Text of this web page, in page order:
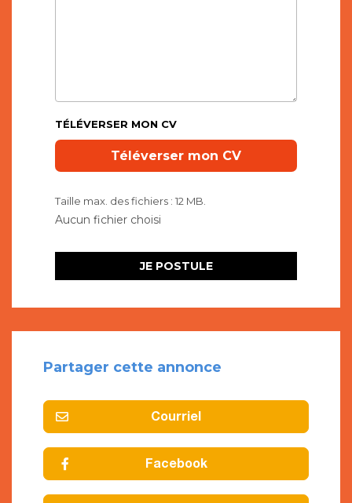
TÉLÉVERSER MON CV
Taille max. des fichiers : 12 MB.
Partager cette annonce
Courriel
Facebook